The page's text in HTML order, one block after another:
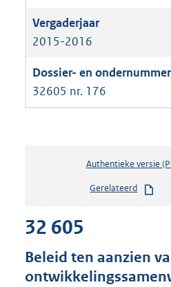
2015-2016
32605 nr. 176
Authentieke versie
Gerelateerd
32 605
Beleid ten aanzien